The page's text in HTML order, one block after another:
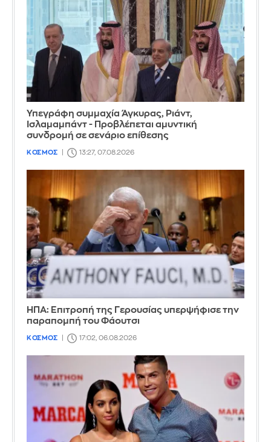
Υπεγράφη συμμαχία Άγκυρας, Ριάντ,
Ισλαμαμπάντ - Προβλέπεται αμυντική
συνδρομή σε σενάριο επίθεσης
ΚΟΣΜΟΣ 13:27, 07.08.2026
ΗΠΑ: Επιτροπή της Γερουσίας υπερψήφισε την
παραπομπή του Φάουτσι
ΚΟΣΜΟΣ 17:02, 06.08.2026